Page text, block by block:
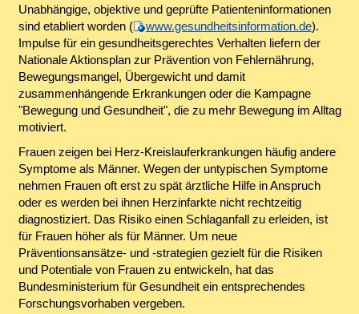
Unabhängige, objektive und geprüfte Patienteninformationen
sind etabliert worden (
www.gesundheitsinformation.de).
Impulse für ein gesundheitsgerechtes Verhalten liefern der
Nationale Aktionsplan zur Prävention von Fehlernährung,
Bewegungsmangel, Übergewicht und damit
zusammenhängende Erkrankungen oder die Kampagne
"Bewegung und Gesundheit", die zu mehr Bewegung im Alltag
motiviert.
Frauen zeigen bei Herz-Kreislauferkrankungen häufig andere
Symptome als Männer. Wegen der untypischen Symptome
nehmen Frauen oft erst zu spät ärztliche Hilfe in Anspruch
oder es werden bei ihnen Herzinfarkte nicht rechtzeitig
diagnostiziert. Das Risiko einen Schlaganfall zu erleiden, ist
für Frauen höher als für Männer. Um neue
Präventionsansätze- und -strategien gezielt für die Risiken
und Potentiale von Frauen zu entwickeln, hat das
Bundesministerium für Gesundheit ein entsprechendes
Forschungsvorhaben vergeben.